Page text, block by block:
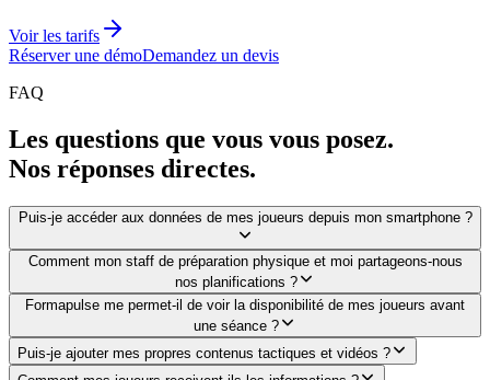
Voir les tarifs
Réserver une démoDemandez un devis
FAQ
Les questions que vous vous posez.
Nos réponses directes.
Puis-je accéder aux données de mes joueurs depuis mon smartphone ?
Comment mon staff de préparation physique et moi partageons-nous
nos planifications ?
Formapulse me permet-il de voir la disponibilité de mes joueurs avant
une séance ?
Puis-je ajouter mes propres contenus tactiques et vidéos ?